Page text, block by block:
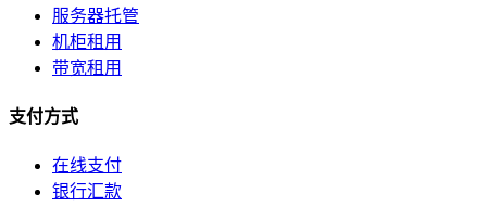
服务器托管
机柜租用
带宽租用
支付方式
在线支付
银行汇款